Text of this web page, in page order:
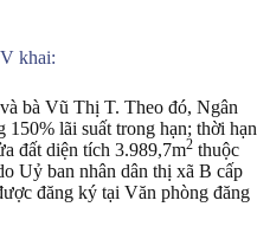
khai:
bà Vũ Thị T. Theo đó, Ngân
150% lãi suất trong hạn; thời hạn
đất diện tích 3.989,7m2 thuộc
Uỷ ban nhân dân thị xã B cấp
đăng ký tại Văn phòng đăng